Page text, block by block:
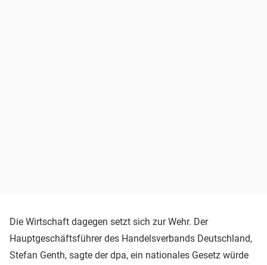
Die Wirtschaft dagegen setzt sich zur Wehr. Der
Hauptgeschäftsführer des Handelsverbands Deutschland,
Stefan Genth, sagte der dpa, ein nationales Gesetz würde